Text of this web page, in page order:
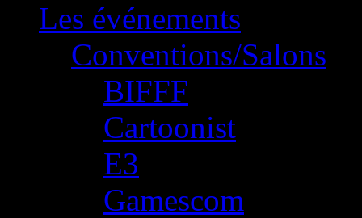
Les événements
Conventions/Salons
BIFFF
Cartoonist
E3
Gamescom